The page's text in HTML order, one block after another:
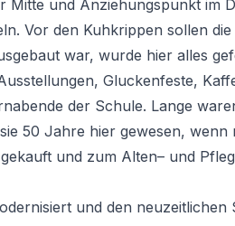
Mitte und Anziehungspunkt im
Vor den Kuhkrippen sollen
war, wurde hier alles
Gluckenfeste,
der Schule. Lange
50 Jahre hier gewesen, wenn
und zum Alten– und
und den neuzeitlichen